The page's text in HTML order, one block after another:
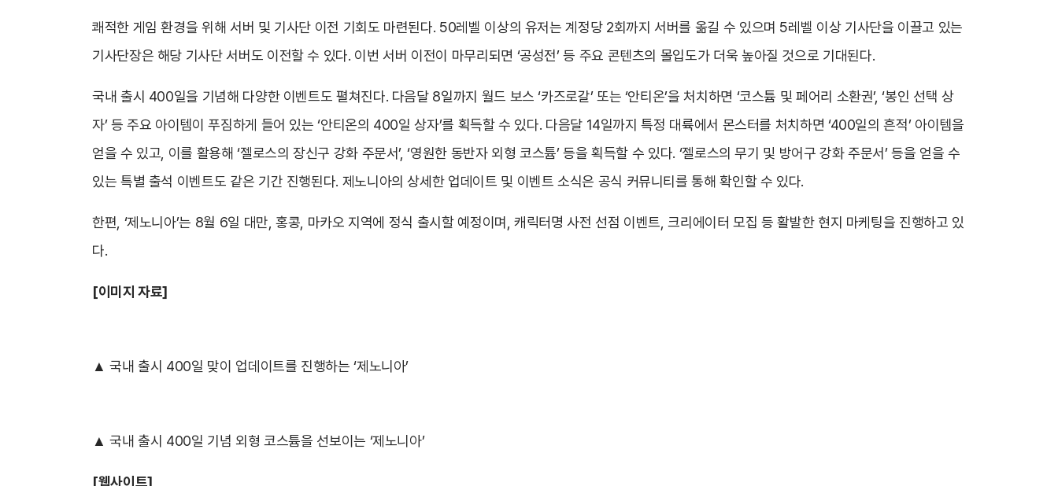
쾌적한 게임 환경을 위해 서버 및 기사단 이전 기회도 마련된다. 50레벨 이상의 유저는 계정당 2회까지 서버를 옮길 수 있으며 5레벨 이상 기사단을 이끌고 있는
기사단장은 해당 기사단 서버도 이전할 수 있다. 이번 서버 이전이 마무리되면 ‘공성전’ 등 주요 콘텐츠의 몰입도가 더욱 높아질 것으로 기대된다.
국내 출시 400일을 기념해 다양한 이벤트도 펼쳐진다. 다음달 8일까지 월드 보스 ‘카즈로갈’ 또는 ‘안티온’을 처치하면 ‘코스튬 및 페어리 소환권’, ‘봉인 선택 상
자’ 등 주요 아이템이 푸짐하게 들어 있는 ‘안티온의 400일 상자’를 획득할 수 있다. 다음달 14일까지 특정 대륙에서 몬스터를 처치하면 ‘400일의 흔적’ 아이템을
얻을 수 있고, 이를 활용해 ‘젤로스의 장신구 강화 주문서’, ‘영원한 동반자 외형 코스튬’ 등을 획득할 수 있다. ‘젤로스의 무기 및 방어구 강화 주문서’ 등을 얻을 수
있는 특별 출석 이벤트도 같은 기간 진행된다. 제노니아의 상세한 업데이트 및 이벤트 소식은 공식 커뮤니티를 통해 확인할 수 있다.
한편, ‘제노니아’는 8월 6일 대만, 홍콩, 마카오 지역에 정식 출시할 예정이며, 캐릭터명 사전 선점 이벤트, 크리에이터 모집 등 활발한 현지 마케팅을 진행하고 있
다.
[이미지 자료]
▲ 국내 출시 400일 맞이 업데이트를 진행하는 ‘제노니아’
▲ 국내 출시 400일 기념 외형 코스튬을 선보이는 ‘제노니아’
[웹사이트]